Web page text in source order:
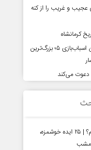
عجیب و غریب را از کنه
کرمانشاه
فروش خیره‌کننده داستان اسباب‌بازی ۵؛ بزرگ‌ترین
دعوت می‌کند
برای شام چی درست کنم؟ | ۲۵ ایده خوشمزه،
اربعین نماد مقاومت در برابر
- عضو کمیسیون اجتماعی